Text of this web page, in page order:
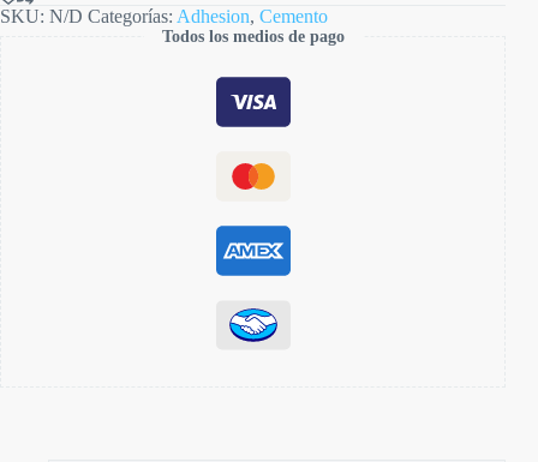
SKU: N/D Categorías: Adhesion, Cemento
Todos los medios de pago